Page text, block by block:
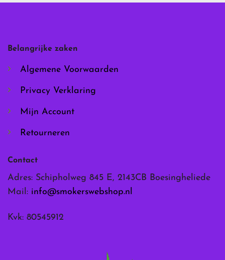
op
de
productpagina
Belangrijke zaken
Algemene Voorwaarden
Privacy Verklaring
Mijn Account
Retourneren
Contact
Adres: Schipholweg 845 E, 2143CB Boesingheliede
Mail: info@smokerswebshop.nl
Kvk: 80545912